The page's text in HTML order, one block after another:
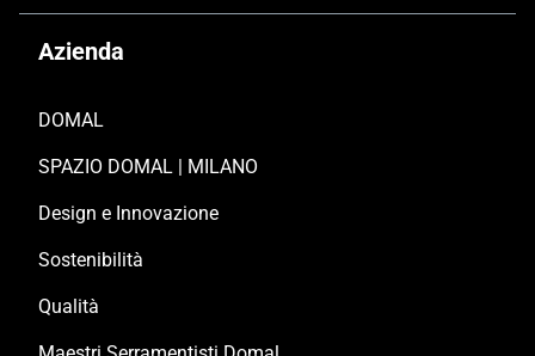
Azienda
DOMAL
SPAZIO DOMAL | MILANO
Design e Innovazione
Sostenibilità
Qualità